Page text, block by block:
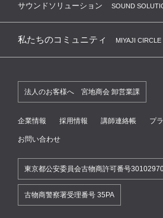
サウンドソリューション SOUND
私たちのコミュニティ MIYAJI CIRCLE
法人のお客様へ 宮地商会 卸営業課
企業情報 採用情報 講師連絡帳 プ
お問い合わせ
東京都公安委員会古物商許可番号
古物商警察署受理番号 35PA